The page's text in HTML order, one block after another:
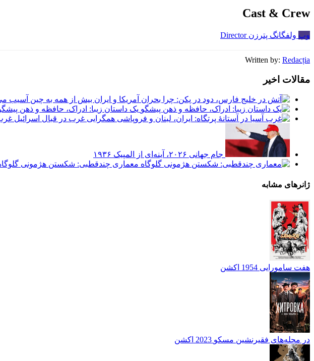
Cast & Crew
وپ ولفگانگ پترزن Director
Written by: Redacția
مقالات اخیر
یک داستان زیبا: ادراک، حافظه و ذهن
جام جهانی ۲۰۲۶، آینه‌ای از المپیک ۱۹۳۶
معماری چندقطبی: شکستن هژمونی
ژانرهای مشابه
هفت سامورایی 1954 اکشن
در محله‌های فقیرنشین مسکو 2023 اکشن